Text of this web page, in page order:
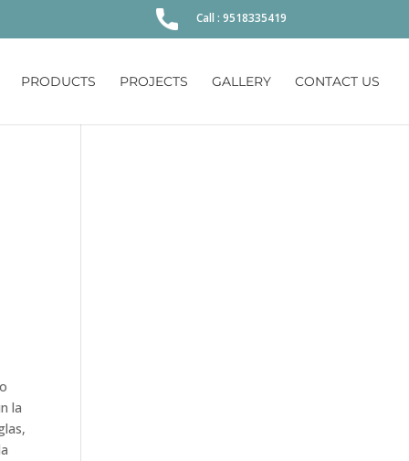
Call : 9518335419
PRODUCTS PROJECTS GALLERY CONTACT US
la